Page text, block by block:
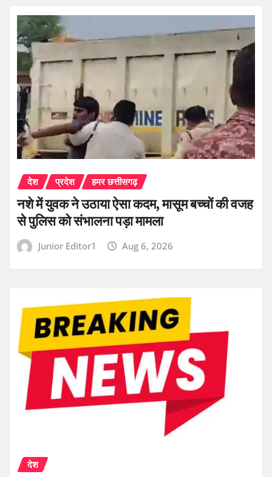
देश प्रदेश हमर छत्तीसगढ़
नशे में युवक ने उठाया ऐसा कदम, मासूम बच्चों की वजह
से पुलिस को संभालना पड़ा मामला
Junior Editor1 Aug 6, 2026
देश